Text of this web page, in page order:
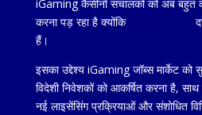
iGaming कैसीनो संचालकों को अब बहुत
करना पड़ रहा है क्योंकि
हैं।
इसका उद्देश्य iGaming जॉब्स मार्केट
विदेशी निवेशकों को आकर्षित करना है,
नई लाइसेंसिंग प्रक्रियाओं और संशोधित